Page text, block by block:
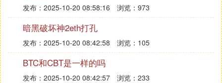
在网络语境中，“doge”通常带有一种轻松、幽默的氛
围。它经常被用于表达某种幽默、调侃或自嘲的情
绪。有时候，“doge”也被用于表达某种期待或乐观的
态度。这种表情符号的流行与年轻人的文化喜好和社
交习惯密切相关，它成为了一种流行的网络语言符
号，被广大网友所喜爱和使用。😊
发布：2025-10-20 08:58:16 浏览：973
暗黑破坏神2eth打孔
发布：2025-10-20 08:42:58 浏览：105
BTC和CBT是一样的吗
发布：2025-10-20 08:42:57 浏览：233